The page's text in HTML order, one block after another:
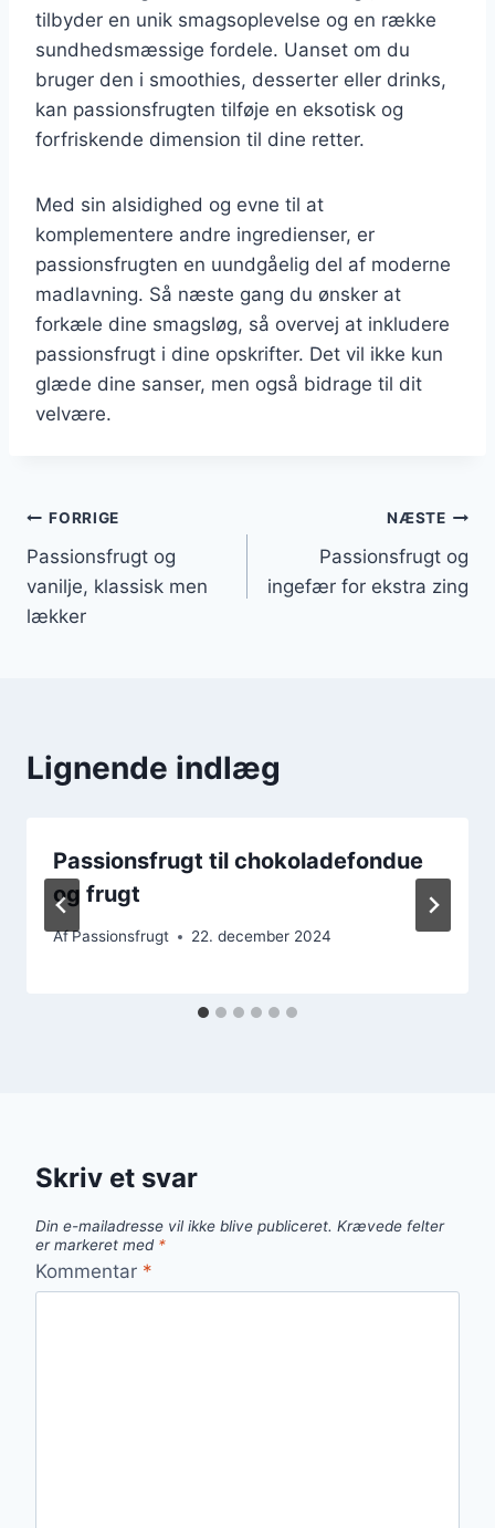
tilbyder en unik smagsoplevelse og en række
sundhedsmæssige fordele. Uanset om du
bruger den i smoothies, desserter eller drinks,
kan passionsfrugten tilføje en eksotisk og
forfriskende dimension til dine retter.
Med sin alsidighed og evne til at
komplementere andre ingredienser, er
passionsfrugten en uundgåelig del af moderne
madlavning. Så næste gang du ønsker at
forkæle dine smagsløg, så overvej at inkludere
passionsfrugt i dine opskrifter. Det vil ikke kun
glæde dine sanser, men også bidrage til dit
velvære.
Indlægsnavigation
FORRIGE
Passionsfrugt og
vanilje, klassisk men
lækker
NÆSTE
Passionsfrugt og
ingefær for ekstra zing
Lignende indlæg
Passionsfrugt til chokoladefondue
og frugt
AfPassionsfrugt 22. december 2024
Skriv et svar
Din e-mailadresse vil ikke blive publiceret. Krævede felter
er markeret med *
Kommentar *